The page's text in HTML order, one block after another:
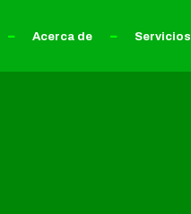
Acerca de Servicios